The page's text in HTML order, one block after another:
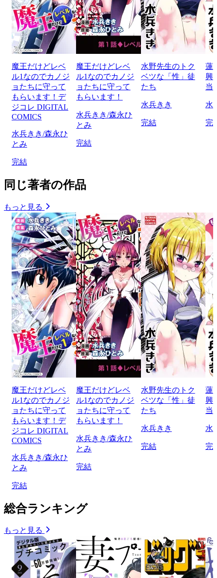
魔王だけどレベ
ル1なのでカノジ
ョたちに守って
もらいます！デ
ジコレ DIGITAL
COMICS
水兵きき/森永ひ
とみ
完結
魔王だけどレベ
ル1なのでカノジ
ョたちに守って
もらいます！
水兵きき/森永ひ
とみ
完結
水野先生のトク
ベツな「性」徒
たち
水兵きき
完結
蓮
興
当
水
完
同じ著者の作品
もっと見る
魔王だけどレベ
ル1なのでカノジ
ョたちに守って
もらいます！デ
ジコレ DIGITAL
COMICS
水兵きき/森永ひ
とみ
完結
魔王だけどレベ
ル1なのでカノジ
ョたちに守って
もらいます！
水兵きき/森永ひ
とみ
完結
水野先生のトク
ベツな「性」徒
たち
水兵きき
完結
蓮
興
当
水
完
総合ランキング
もっと見る